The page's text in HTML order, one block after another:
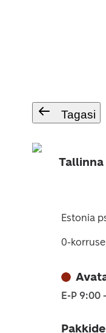
Tagasi
Tallinna
Estonia
0-
E-P 9:00